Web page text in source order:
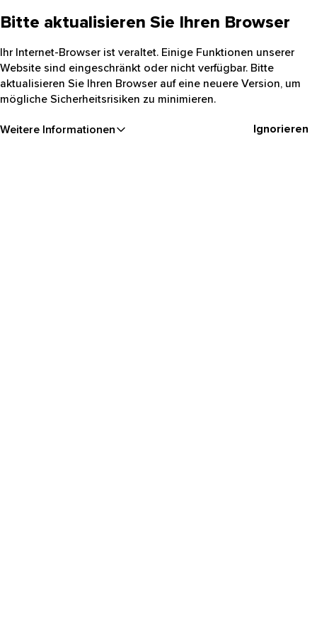
Bitte aktualisieren Sie Ihren Browser
Ihr Internet-Browser ist veraltet. Einige Funktionen unserer
Website sind eingeschränkt oder nicht verfügbar. Bitte
aktualisieren Sie Ihren Browser auf eine neuere Version, um
mögliche Sicherheitsrisiken zu minimieren.
Weitere Informationen Ignorieren